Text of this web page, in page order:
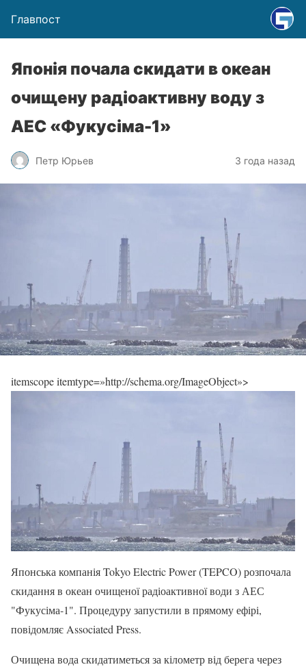
Главпост
Японія почала скидати в океан
очищену радіоактивну воду з
АЕС «Фукусіма-1»
Петр Юрьев 3 года назад
itemscope itemtype=»http://schema.org/ImageObject»>
Японська компанія Tokyo Electric Power (TEPCO) розпочала
скидання в океан очищеної радіоактивної води з АЕС
"Фукусіма-1". Процедуру запустили в прямому ефірі,
повідомляє Associated Press.
Очищена вода скидатиметься за кілометр від берега через